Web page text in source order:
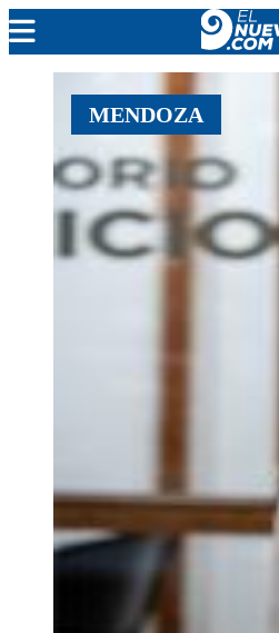
MENDOZA
CADA DÍA
ARGENTINA
NOTICIERO 9
PROTAGONISTAS
EL NUEVE STREAMS
MENDOZA